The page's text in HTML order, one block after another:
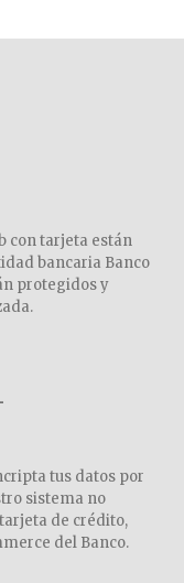
con tarjeta están
bancaria Banco
protegidos y
tus datos por
sistema no
de crédito,
del Banco.